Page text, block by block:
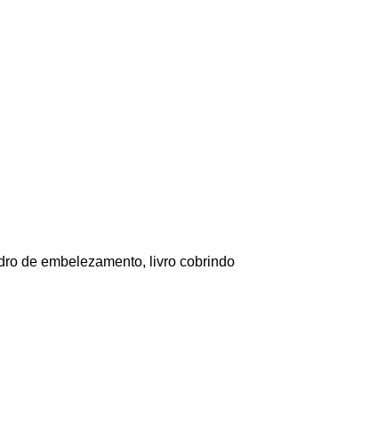
de embelezamento, livro cobrindo